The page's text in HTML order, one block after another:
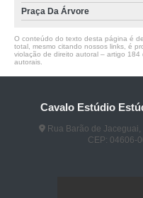
Praça Da Árvore
O conteúdo do texto desta página é
total, mesmo citando nossos links, é
violação de direito autoral – artigo 184
autorais
Cavalo Estúdio
Rua Barão de Jaceguai,
CEP: 04606-